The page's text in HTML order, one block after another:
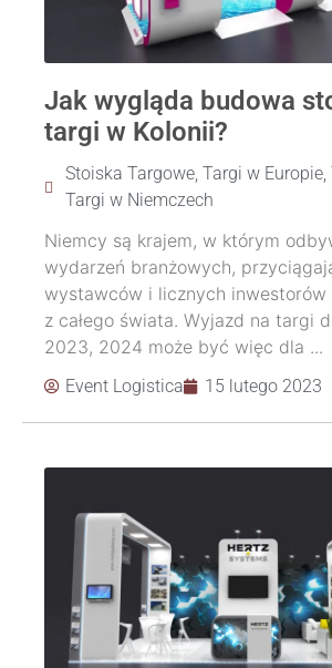
Jak wygląda budowa
targi w Kolonii?
Stoiska Targowe, Targi w Europie,
Targi w Niemczech
Niemcy są krajem, w którym
wydarzeń branżowych,
wystawców i licznych inwestorów
z całego świata. Wyjazd na targi
2023, 2024 może być więc dla ...
Event Logistica 15 lutego 2023